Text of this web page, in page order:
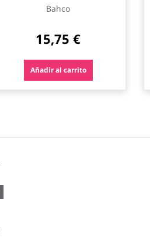
Bahco
15,75 €
Añadir al carrito